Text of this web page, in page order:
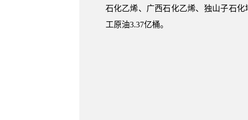
石化乙烯、广西石化乙烯、独山子石
工原油3.37亿桶。